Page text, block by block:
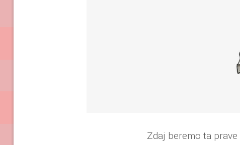
Zdaj beremo ta